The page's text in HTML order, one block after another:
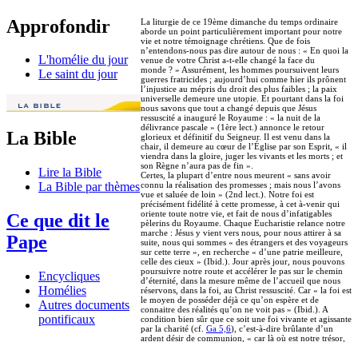
Approfondir
L'homélie du jour
Le saint du jour
La Bible
Lire la Bible
La Bible par thèmes
Ce que dit le
Pape
Encycliques
Homélies
Autres documents
pontificaux
La liturgie de ce 19ème dimanche du temps ordinaire
aborde un point particulièrement important pour notre
vie et notre témoignage chrétiens. Que de fois
n’entendons-nous pas dire autour de nous : « En quoi la
venue de votre Christ a-t-elle changé la face du
monde ? » Assurément, les hommes poursuivent leurs
guerres fratricides ; aujourd’hui comme hier ils prônent
l’injustice au mépris du droit des plus faibles ; la paix
universelle demeure une utopie. Et pourtant dans la foi
nous savons que tout a changé depuis que Jésus
ressuscité a inauguré le Royaume : « la nuit de la
délivrance pascale » (1ère lect.) annonce le retour
glorieux et définitif du Seigneur. Il est venu dans la
chair, il demeure au cœur de l’Église par son Esprit, « il
viendra dans la gloire, juger les vivants et les morts ; et
son Règne n’aura pas de fin ».
Certes, la plupart d’entre nous meurent « sans avoir
connu la réalisation des promesses ; mais nous l’avons
vue et saluée de loin » (2nd lect.). Notre foi est
précisément fidélité à cette promesse, à cet à-venir qui
oriente toute notre vie, et fait de nous d’infatigables
pèlerins du Royaume. Chaque Eucharistie relance notre
marche : Jésus y vient vers nous, pour nous attirer à sa
suite, nous qui sommes « des étrangers et des voyageurs
sur cette terre », en recherche « d’une patrie meilleure,
celle des cieux » (Ibid.). Jour après jour, nous pouvons
poursuivre notre route et accélérer le pas sur le chemin
d’éternité, dans la mesure même de l’accueil que nous
réservons, dans la foi, au Christ ressuscité. Car « la foi est
le moyen de posséder déjà ce qu’on espère et de
connaitre des réalités qu’on ne voit pas » (Ibid.). A
condition bien sûr que ce soit une foi vivante et agissante
par la charité (cf. Ga 5,6), c’est-à-dire brûlante d’un
ardent désir de communion, « car là où est notre trésor,